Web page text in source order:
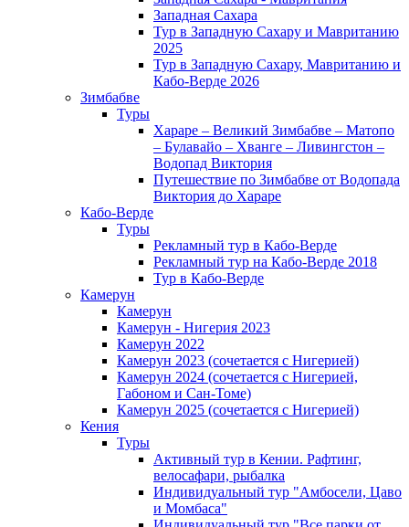
Западная Сахара
Тур в Западную Сахару и Мавританию
2025
Тур в Западную Сахару, Мавританию и
Кабо-Верде 2026
Зимбабве
Туры
Хараре – Великий Зимбабве – Матопо
– Булавайо – Хванге – Ливингстон –
Водопад Виктория
Путешествие по Зимбабве от Водопада
Виктория до Хараре
Кабо-Верде
Туры
Рекламный тур в Кабо-Верде
Рекламный тур на Кабо-Верде 2018
Тур в Кабо-Верде
Камерун
Камерун
Камерун - Нигерия 2023
Камерун 2022
Камерун 2023 (сочетается с Нигерией)
Камерун 2024 (сочетается с Нигерией,
Габоном и Сан-Томе)
Камерун 2025 (сочетается с Нигерией)
Кения
Туры
Активный тур в Кении. Рафтинг,
велосафари, рыбалка
Индивидуальный тур "Амбосели, Цаво
и Момбаса"